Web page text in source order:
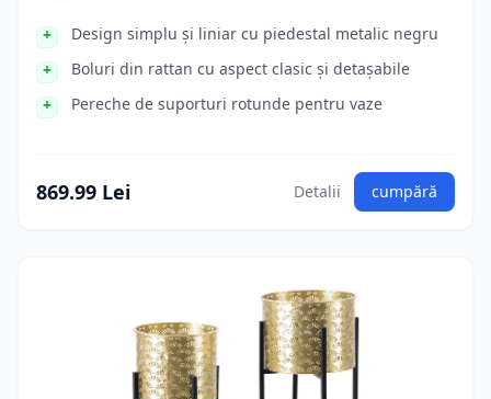
Design simplu și liniar cu piedestal metalic negru
Boluri din rattan cu aspect clasic și detașabile
Pereche de suporturi rotunde pentru vaze
869.99 Lei Detalii cumpără